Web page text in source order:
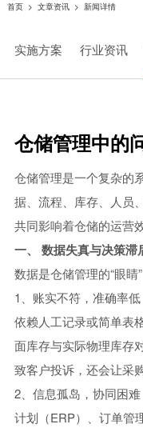
中小型企业MES系统
智能制造mes执行系统
车间生产管理MES系统
首页 > 文章资讯 > 新闻详情
实施方案 行业资讯
仓储管理中的
仓储管理是一个复杂的
据、流程、库存、人员
共同影响着仓储的运营
一、 数据失真与决策滞
数据是仓储管理的“眼睛
1、账实不符，准确率
依赖人工记录或简单表
面库存与实际物理库存
致客户投诉，还会让采
2、信息孤岛，协同困
计划（ERP）、订单管